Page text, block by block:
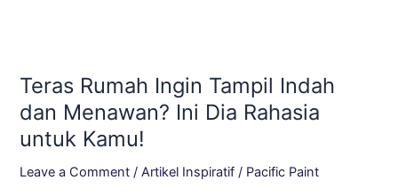
Teras Rumah Ingin Tampil Indah
dan Menawan? Ini Dia Rahasia
untuk Kamu!
Leave a Comment /Artikel Inspiratif / Pacific Paint
Ingin
Tampil
dan
Menawan?